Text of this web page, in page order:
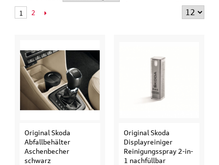
1 2
Original Skoda
Abfallbehälter
Aschenbecher
schwarz
Original Skoda
Displayreiniger
Reinigungsspray 2-in-
1 nachfüllbar